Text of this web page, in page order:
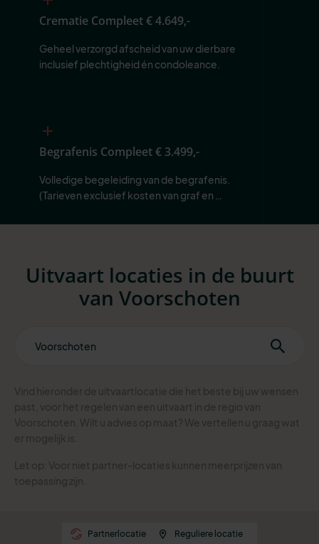
Crematie Compleet€ 4.649,-
Geheel verzorgd afscheid van uw dierbare
inclusief plechtigheid én condoleance.
Begrafenis Compleet€ 3.499,-
Volledige begeleiding van de begrafenis.
(Tarieven exclusief kosten van graf en
Uitvaart locaties in de buurt
van Voorschoten
Partnerlocatie Reguliere locatie